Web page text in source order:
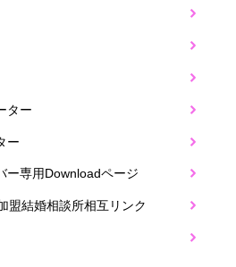
ター
ー
ー専用Downloadページ
盟結婚相談所相互リンク